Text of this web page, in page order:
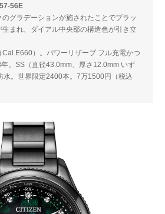
56E
グラデーションが施されたことでブラッ
まれ、ダイアル中央部の構造色が引き立
）。パワーリザーブ フル充電かつ
。SS（直径43.0mm、厚さ12.0mm いず
水。世界限定2400本。7万1500円（税込